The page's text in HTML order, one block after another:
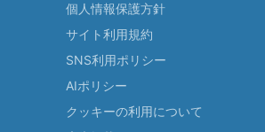
個人情報保護方針
サイト利用規約
SNS利用ポリシー
AIポリシー
クッキーの利用について